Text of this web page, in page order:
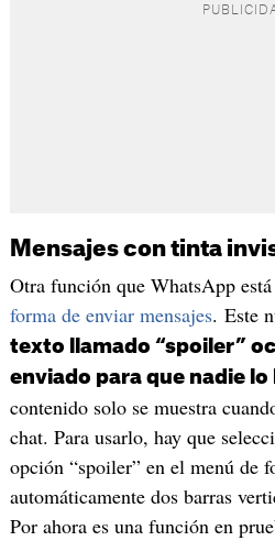
Mensajes con tinta
Otra función que WhatsApp
forma de enviar mensajes. Este
texto llamado “spoiler”
enviado para que nadie
contenido solo se muestra
chat. Para usarlo, hay que
opción “spoiler” en el menú de
automáticamente dos barras
Por ahora es una función en